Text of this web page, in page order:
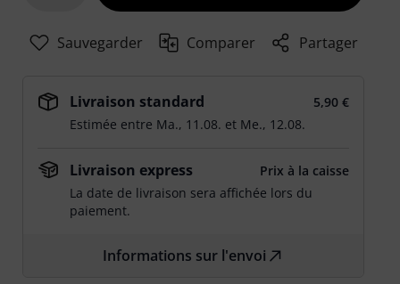
Sauvegarder Comparer Partager
Livraison standard
5,90 €
Estimée entre Ma., 11.08. et Me., 12.08.
Livraison express
Prix à la caisse
La date de livraison sera affichée lors du
paiement.
Informations sur l'envoi